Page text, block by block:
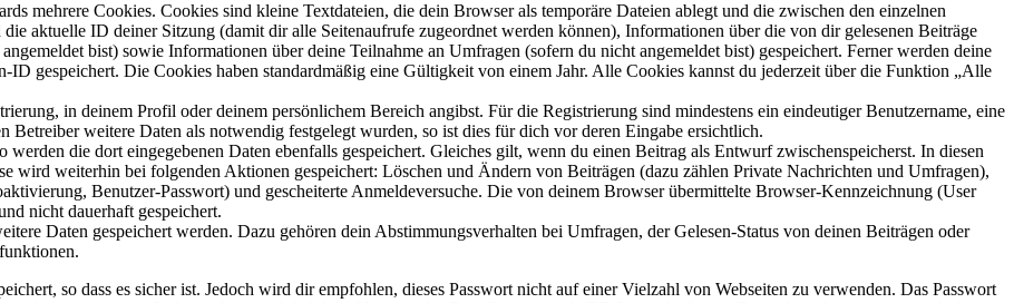
mehrere Cookies. Cookies sind kleine Textdateien, die dein Browser als temporäre Dateien ablegt und die zwischen den einzelnen
aktuelle ID deiner Sitzung (damit dir alle Seitenaufrufe zugeordnet werden können), Informationen über die von dir gelesenen Beiträge
bist) sowie Informationen über deine Teilnahme an Umfragen (sofern du nicht angemeldet bist) gespeichert. Ferner werden deine
gespeichert. Die Cookies haben standardmäßig eine Gültigkeit von einem Jahr. Alle Cookies kannst du jederzeit über die Funktion „Alle
in deinem Profil oder deinem persönlichem Bereich angibst. Für die Registrierung sind mindestens ein eindeutiger Benutzername, eine
weitere Daten als notwendig festgelegt wurden, so ist dies für dich vor deren Eingabe ersichtlich.
die dort eingegebenen Daten ebenfalls gespeichert. Gleiches gilt, wenn du einen Beitrag als Entwurf zwischenspeicherst. In diesen
wird weiterhin bei folgenden Aktionen gespeichert: Löschen und Ändern von Beiträgen (dazu zählen Private Nachrichten und Umfragen),
Benutzer-Passwort) und gescheiterte Anmeldeversuche. Die von deinem Browser übermittelte Browser-Kennzeichnung (User
nicht dauerhaft gespeichert.
Daten gespeichert werden. Dazu gehören dein Abstimmungsverhalten bei Umfragen, der Gelesen-Status von deinen Beiträgen oder
so dass es sicher ist. Jedoch wird dir empfohlen, dieses Passwort nicht auf einer Vielzahl von Webseiten zu verwenden. Das Passwort